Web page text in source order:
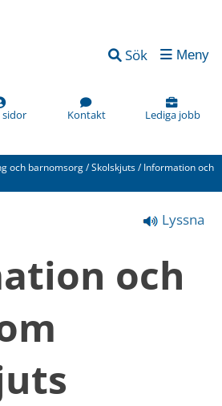
Sök Meny
sidor Kontakt Lediga jobb
och barnomsorg/Skolskjuts/ Information och
Lyssna
och